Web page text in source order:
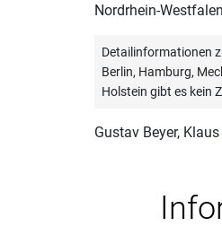
Nordrhein-Westfalen
Detailinformationen
Berlin, Hamburg,
Holstein gibt es kein
Gustav Beyer,